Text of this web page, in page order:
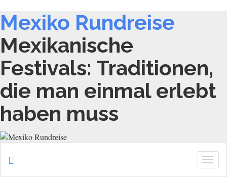
Mexiko Rundreise
Mexikanische
Festivals: Traditionen,
die man einmal erlebt
haben muss